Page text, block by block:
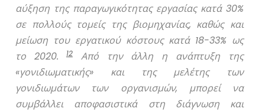
αύξηση της παραγωγικότητας εργασίας κατά 30%
σε πολλούς τομείς της βιομηχανίας, καθώς και
μείωση του εργατικού κόστους κατά 18-33% ως
το 2020.
12Από την άλλη η ανάπτυξη της
«γονιδιωματικής» και της μελέτης των
γονιδιωμάτων των οργανισμών, μπορεί να
συμβάλλει αποφασιστικά στη διάγνωση και